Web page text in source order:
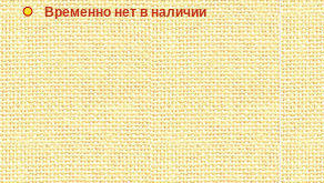
Временно нет в наличии